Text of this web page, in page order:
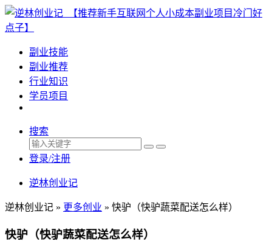
副业技能
副业推荐
行业知识
学员项目
搜索
登录/注册
逆林创业记
逆林创业记 » 更多创业 » 快驴（快驴蔬菜配送怎么样）
快驴（快驴蔬菜配送怎么样）